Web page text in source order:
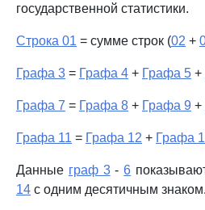
государственной статистики.
Строка 01 = сумме строк (02 +
Графа 3 = Графа 4 + Графа 5 +
Графа 7 = Графа 8 + Графа 9 +
Графа 11 = Графа 12 + Графа
Данные граф 3-6
14 с одним десятичным знаком.